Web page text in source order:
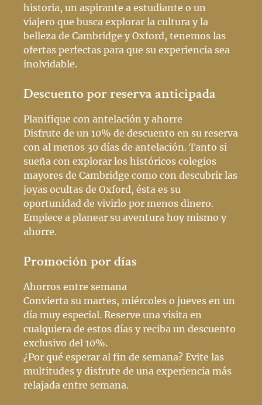
historia, un aspirante a estudiante o un
viajero que busca explorar la cultura y la
belleza de Cambridge y Oxford, tenemos las
ofertas perfectas para que su experiencia sea
inolvidable.
Descuento por reserva anticipada
Planifique con antelación y ahorre
Disfrute de un 10% de descuento en su reserva
con al menos 30 días de antelación. Tanto si
sueña con explorar los históricos colegios
mayores de Cambridge como con descubrir las
joyas ocultas de Oxford, ésta es su
oportunidad de vivirlo por menos dinero.
Empiece a planear su aventura hoy mismo y
ahorre.
Promoción por días
Ahorros entre semana
Convierta su martes, miércoles o jueves en un
día muy especial. Reserve una visita en
cualquiera de estos días y reciba un descuento
exclusivo del 10%.
¿Por qué esperar al fin de semana? Evite las
multitudes y disfrute de una experiencia más
relajada entre semana.